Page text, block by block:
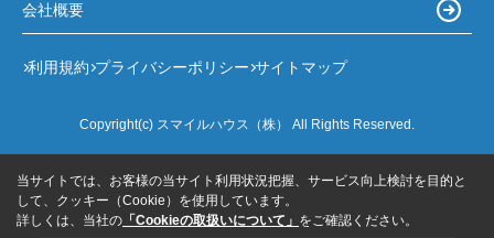
会社概要
利用規約 プライバシーポリシー サイトマップ
Copyright(c) スマイルハウス（株） All Rights Reserved.
当サイトでは、お客様の当サイト利用状況把握、サービス向上検討を目的と
して、クッキー（Cookie）を使用しています。
詳しくは、当社の 「Cookieの取扱いについて」 をご確認ください。